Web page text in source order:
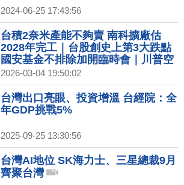
2024-06-25 17:43:56
台積2奈米產能不夠賣 南科擴廠估
2028年完工｜台股創史上第3大跌點
國安基金不排除加開臨時會｜川普空
襲伊朗借助AI 演算法致勝重塑戰爭格
局？｜印石油庫存將見底 川普擬派美
軍護荷莫茲海峽油輪｜打伊朗投擲2
千枚炸彈 白宮召見國防產業高層
2026-03-04 19:50:02
台灣出口亮眼、投資增溫 台經院：全
年GDP挑戰5%
2025-09-25 13:30:56
台灣AI地位 SK海力士、三星總裁9月
齊聚台灣